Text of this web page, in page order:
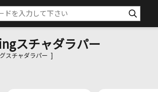
スチャダラパー
スチャダラパー ]